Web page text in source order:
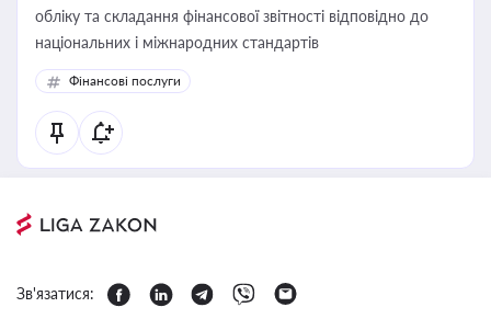
обліку та складання фінансової звітності відповідно до
національних і міжнародних стандартів
Фінансові послуги
Зв'язатися: